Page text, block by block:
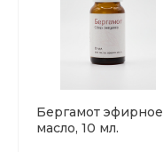
Бергамот эфирное
масло, 10 мл.